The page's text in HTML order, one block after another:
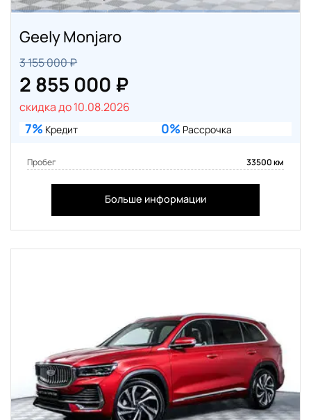
Geely Monjaro
3 155 000 ₽
2 855 000 ₽
скидка до 10.08.2026
7% Кредит 0% Рассрочка
Пробег 33500 км
Больше информации